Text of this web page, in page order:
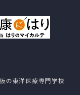
の東洋医療専門学校